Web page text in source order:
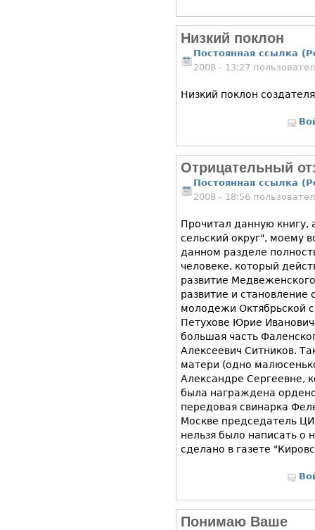
Низкий поклон
Постоянная ссылка
2008 - 13:27
Низкий поклон
Отрицательный
Постоянная ссылка
2008 - 18:56
Прочитал данную
сельский округ", моему
данном разделе
человеке, который
развитие
развитие и становление
молодежи Октябрьской
Петухове Юрие
большая часть
Алексеевич Ситников.
матери (одно
Александре Сергеевне,
была награждена
передовая свинарка
Москве председатель
нельзя было написать о
сделано в газете
Понимаю Ваше